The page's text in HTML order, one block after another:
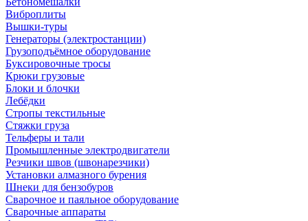
Виброплиты
Вышки-туры
Генераторы (электростанции)
Грузоподъёмное оборудование
Буксировочные тросы
Крюки грузовые
Блоки и блочки
Лебёдки
Стропы текстильные
Стяжки груза
Тельферы и тали
Промышленные электродвигатели
Резчики швов (швонарезчики)
Установки алмазного бурения
Шнеки для бензобуров
Сварочное и паяльное оборудование
Сварочные аппараты